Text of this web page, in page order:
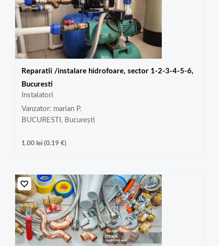
Reparatii /instalare hidrofoare, sector 1-2-3-4-5-6,
Bucuresti
Instalatori
Vanzator: marian P.
BUCURESTI, București
1.00 lei(0.19 €)